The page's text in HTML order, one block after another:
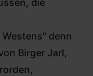
denn
Birger Jarl,